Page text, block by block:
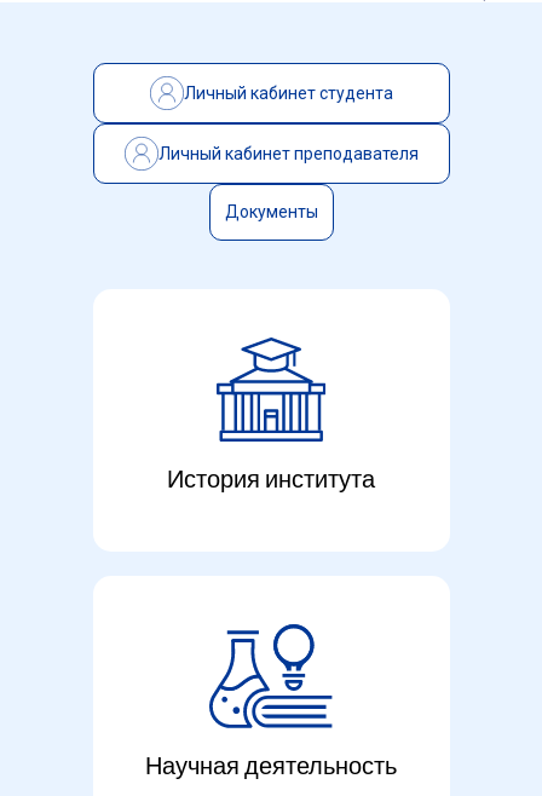
Сюн Янь — Специалист по охране
Личный кабинет студента
Личный кабинет преподавателя
Документы
История института
Научная деятельность